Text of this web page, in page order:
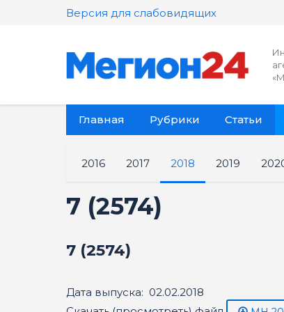
Версия для слабовидящих
Главная Рубрики Статьи
2016 2017 2018 2019
7 (2574)
7 (2574)
Дата выпуска: 02.02.2018